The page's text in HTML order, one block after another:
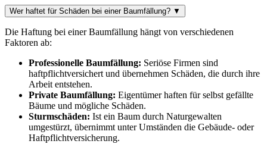
Wer haftet für Schäden bei einer Baumfällung? ▼
Die Haftung bei einer Baumfällung hängt von verschiedenen
Faktoren ab:
Professionelle Baumfällung: Seriöse Firmen sind
haftpflichtversichert und übernehmen Schäden, die durch ihre
Arbeit entstehen.
Private Baumfällung: Eigentümer haften für selbst gefällte
Bäume und mögliche Schäden.
Sturmschäden: Ist ein Baum durch Naturgewalten
umgestürzt, übernimmt unter Umständen die Gebäude- oder
Haftpflichtversicherung.